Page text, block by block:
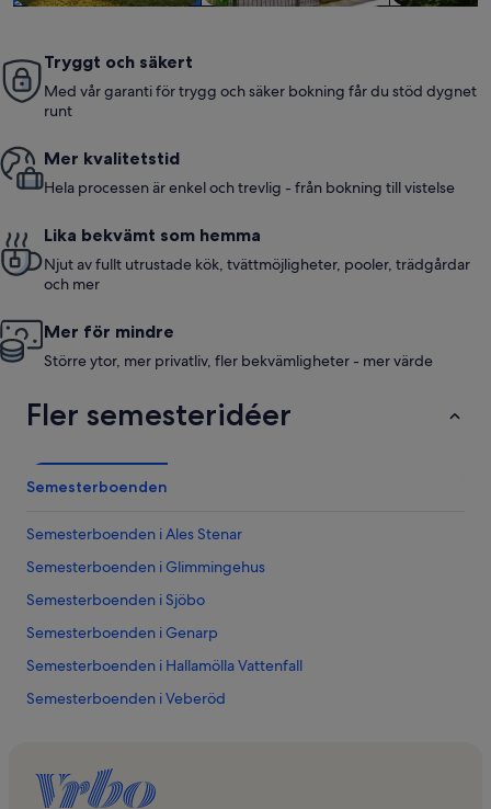
Tryggt och säkert
Med vår garanti för trygg och säker bokning får du stöd dygnet
runt
Mer kvalitetstid
Hela processen är enkel och trevlig - från bokning till vistelse
Lika bekvämt som hemma
Njut av fullt utrustade kök, tvättmöjligheter, pooler, trädgårdar
och mer
Mer för mindre
Större ytor, mer privatliv, fler bekvämligheter - mer värde
Fler semesteridéer
Semesterboenden
Semesterboenden i Ales Stenar
Semesterboenden i Glimmingehus
Semesterboenden i Sjöbo
Semesterboenden i Genarp
Semesterboenden i Hallamölla Vattenfall
Semesterboenden i Veberöd
Semesterboenden i Gärsnäs
Semesterboenden i Valleberga